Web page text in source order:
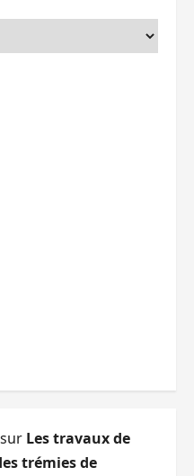
sur Les travaux de
trémies de